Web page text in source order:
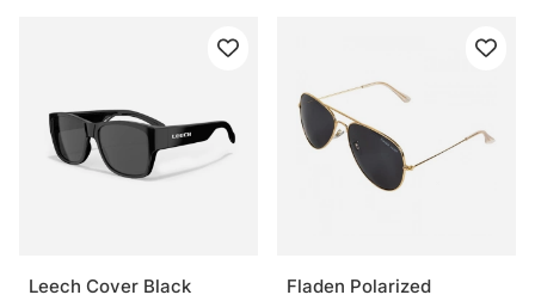
Leech Cover Black
Fladen Polarized